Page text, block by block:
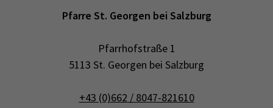
Pfarre St. Georgen bei Salzburg
Pfarrhofstraße 1
5113 St. Georgen bei Salzburg
+43 (0)662 / 8047-821610